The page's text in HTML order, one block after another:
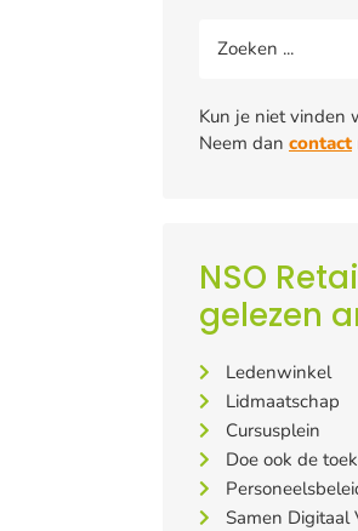
Kun je niet vinden
Neem dan contact
NSO
gelezen
Ledenwinkel
Lidmaatschap
Cursusplein
Doe ook de
Samen Digitaal